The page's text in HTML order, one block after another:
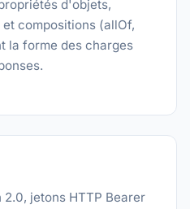
d'objets,
compositions (allOf,
la forme des charges
2.0, jetons HTTP Bearer